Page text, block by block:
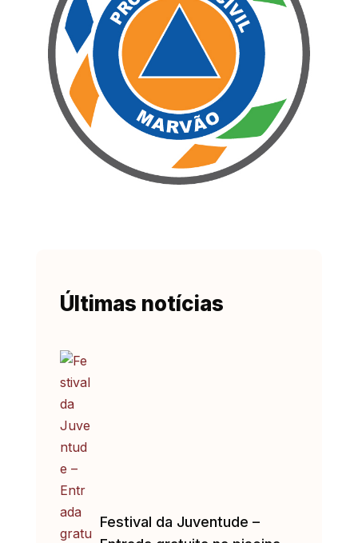
Últimas notícias
Festival da Juventude –